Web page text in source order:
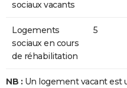
sociaux vacants
Logements
sociaux en cours
de réhabilitation
5
NB : Un logement vacant est